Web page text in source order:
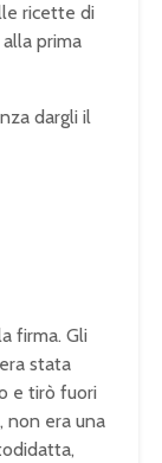
ricette di
prima
dargli il
firma. Gli
stata
e tirò fuori
non era una